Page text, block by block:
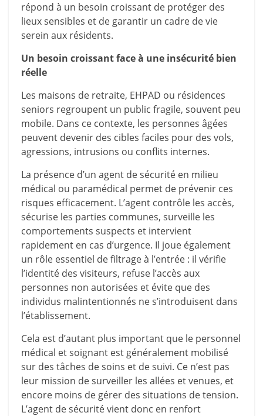
répond à un besoin croissant de protéger des
lieux sensibles et de garantir un cadre de vie
serein aux résidents.
Un besoin croissant face à une insécurité bien
réelle
Les maisons de retraite, EHPAD ou résidences
seniors regroupent un public fragile, souvent peu
mobile. Dans ce contexte, les personnes âgées
peuvent devenir des cibles faciles pour des vols,
agressions, intrusions ou conflits internes.
La présence d’un agent de sécurité en milieu
médical ou paramédical permet de prévenir ces
risques efficacement. L’agent contrôle les accès,
sécurise les parties communes, surveille les
comportements suspects et intervient
rapidement en cas d’urgence. Il joue également
un rôle essentiel de filtrage à l’entrée : il vérifie
l’identité des visiteurs, refuse l’accès aux
personnes non autorisées et évite que des
individus malintentionnés ne s’introduisent dans
l’établissement.
Cela est d’autant plus important que le personnel
médical et soignant est généralement mobilisé
sur des tâches de soins et de suivi. Ce n’est pas
leur mission de surveiller les allées et venues, et
encore moins de gérer des situations de tension.
L’agent de sécurité vient donc en renfort